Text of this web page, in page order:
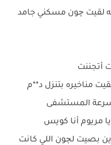
لقيت چون مسكني جامد
أتجننت
مناخيره بتنزل د**م
المستشفى
مريوم أنا كويس
بصيت لچون اللي كانت